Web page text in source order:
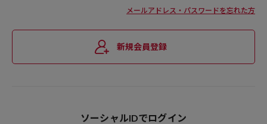
メールアドレス・パスワードを忘れた方
新規会員登録
ソーシャルIDでログイン